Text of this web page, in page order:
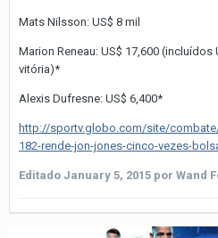
Mats Nilsson: US$ 8 mil
Marion Reneau: US$ 17,600
vitória)*
Alexis Dufresne: US$ 6,400*
http://sportv.globo.com/site/
182-rende-jon-jones-cinco-vezes-
Editado January 5, 2015 por Wand